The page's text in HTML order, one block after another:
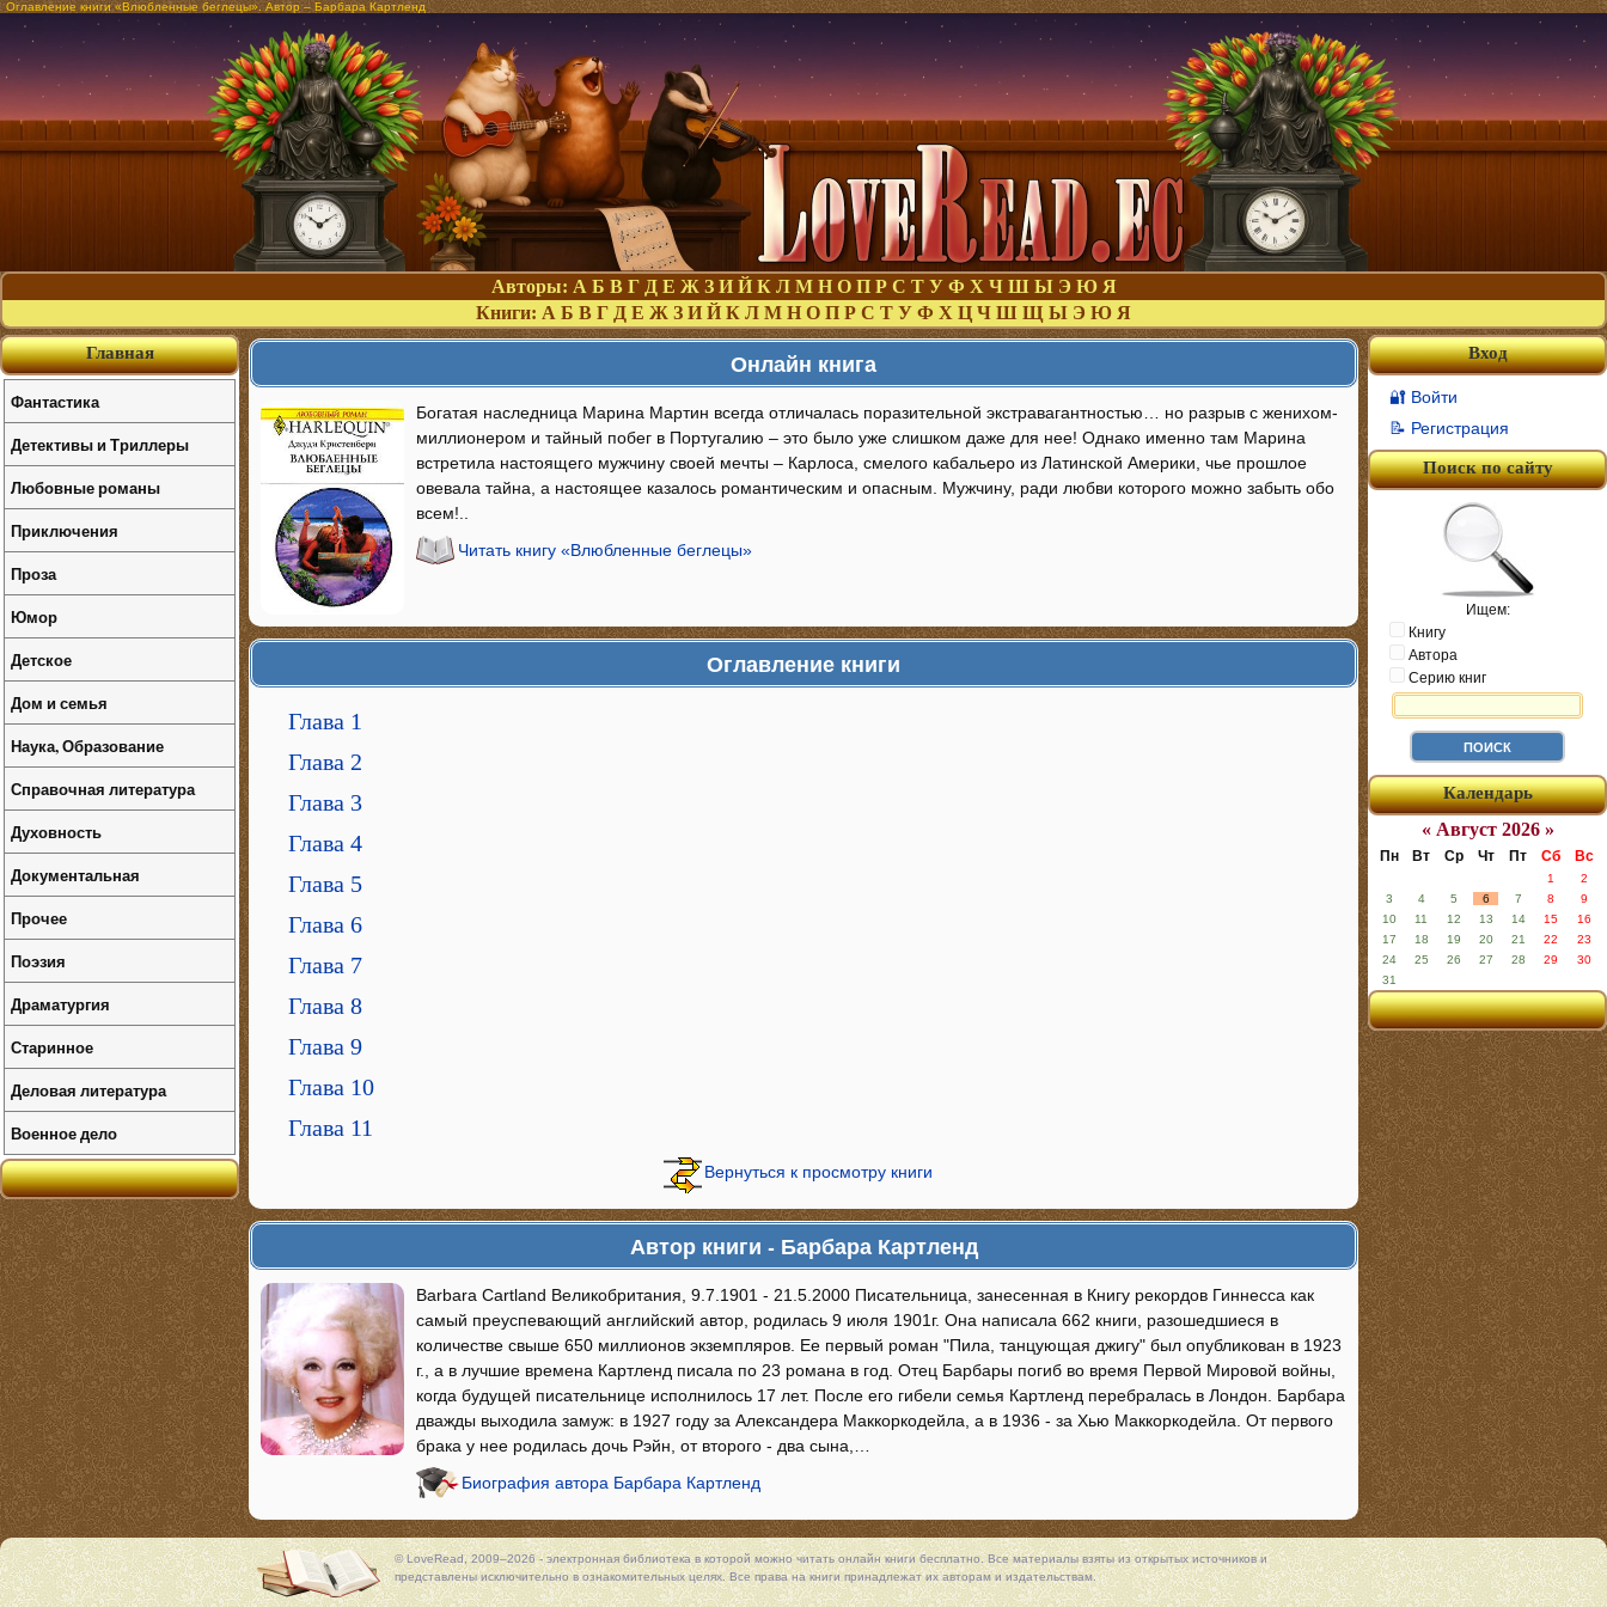
Оглавление книги «Влюбленные беглецы». Автор – Барбара Картленд
Авторы: А Б В Г Д Е Ж З И Й К Л М Н О П Р С Т У Ф Х Ч Ш Ы Э Ю Я
Книги: А Б В Г Д Е Ж З И Й К Л М Н О П Р С Т У Ф Х Ц Ч Ш Щ Ы Э Ю Я
Онлайн книга
Богатая наследница Марина Мартин всегда отличалась поразительной экстравагантностью… но разрыв с женихом-
миллионером и тайный побег в Португалию – это было уже слишком даже для нее! Однако именно там Марина
встретила настоящего мужчину своей мечты – Карлоса, смелого кабальеро из Латинской Америки, чье прошлое
овевала тайна, а настоящее казалось романтическим и опасным. Мужчину, ради любви которого можно забыть обо
всем!..
Читать книгу «Влюбленные беглецы»
Оглавление книги
Глава 1
Глава 2
Глава 3
Глава 4
Глава 5
Глава 6
Глава 7
Глава 8
Глава 9
Глава 10
Глава 11
Вернуться к просмотру книги
Автор книги - Барбара Картленд
Barbara Cartland Великобритания, 9.7.1901 - 21.5.2000 Писательница, занесенная в Книгу рекордов Гиннесса как
самый преуспевающий английский автор, родилась 9 июля 1901г. Она написала 662 книги, разошедшиеся в
количестве свыше 650 миллионов экземпляров. Ее первый роман "Пила, танцующая джигу" был опубликован в 1923
г., а в лучшие времена Картленд писала по 23 романа в год. Отец Барбары погиб во время Первой Мировой войны,
когда будущей писательнице исполнилось 17 лет. После его гибели семья Картленд перебралась в Лондон. Барбара
дважды выходила замуж: в 1927 году за Александера Маккоркодейла, а в 1936 - за Хью Маккоркодейла. От первого
брака у нее родилась дочь Рэйн, от второго - два сына,…
Биография автора Барбара Картленд
Вход
🔐 Войти
📝 Регистрация
Поиск по сайту
Ищем:
Книгу
Автора
Серию книг
Календарь
« Август 2026 »
Пн Вт Ср Чт Пт Сб Вс
1
2
3
4 5 6 7 8
9
10
11 12 13 14 15
16
17
18 19 20 21 22
23
24
25 26 27 28 29
30
31
Главная
Фантастика
Детективы и Триллеры
Любовные романы
Приключения
Проза
Юмор
Детское
Дом и семья
Наука, Образование
Справочная литература
Духовность
Документальная
Прочее
Поэзия
Драматургия
Старинное
Деловая литература
Военное дело
© LoveRead, 2009–2026 - электронная библиотека в которой можночитать онлайн книгибесплатно. Все материалы взяты из открытых источников и
представлены исключительно в ознакомительных целях. Все права на книги принадлежат их авторам и издательствам.